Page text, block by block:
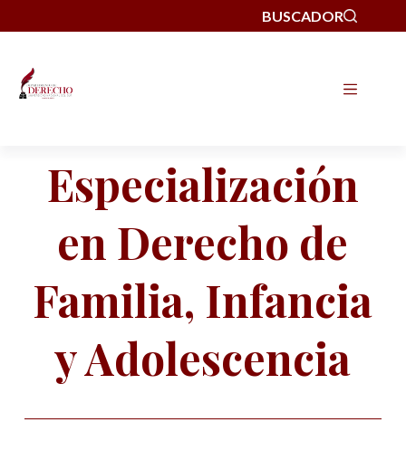
BUSCADOR
Especialización
en Derecho de
Familia, Infancia
y Adolescencia